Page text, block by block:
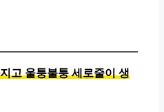
고 울퉁불퉁 세로줄이 생